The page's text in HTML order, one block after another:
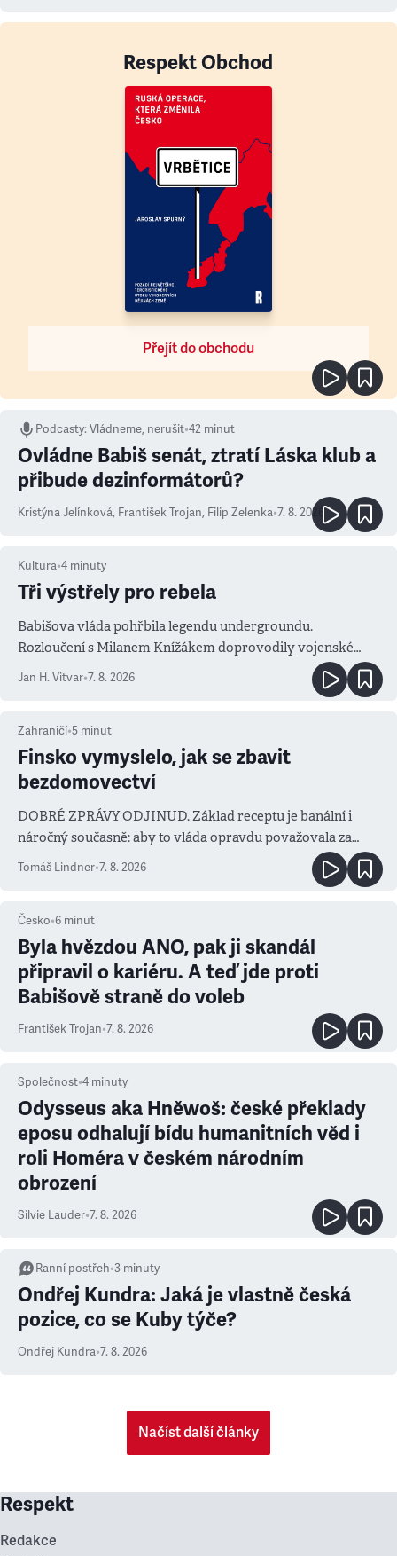
Respekt Obchod
Přejít do obchodu
Podcasty:Vládneme, nerušit•42 minut
Ovládne Babiš senát, ztratí Láska klub a
přibude dezinformátorů?
Kristýna Jelínková, František Trojan, Filip Zelenka•7. 8. 2026
Kultura•4 minuty
Tři výstřely pro rebela
Babišova vláda pohřbila legendu undergroundu.
Rozloučení s Milanem Knížákem doprovodily vojenské
salvy i kritika pokrokářů
Jan H. Vitvar•7. 8. 2026
Zahraničí•5 minut
Finsko vymyslelo, jak se zbavit
bezdomovectví
DOBRÉ ZPRÁVY ODJINUD. Základ receptu je banální i
náročný současně: aby to vláda opravdu považovala za
prioritu
Tomáš Lindner•7. 8. 2026
Česko•6 minut
Byla hvězdou ANO, pak ji skandál
připravil o kariéru. A teď jde proti
Babišově straně do voleb
František Trojan•7. 8. 2026
Společnost•4 minuty
Odysseus aka Hněwoš: české překlady
eposu odhalují bídu humanitních věd i
roli Homéra v českém národním
obrození
Silvie Lauder•7. 8. 2026
Ranní postřeh•3 minuty
Ondřej Kundra: Jaká je vlastně česká
pozice, co se Kuby týče?
Ondřej Kundra•7. 8. 2026
Načíst další články
Respekt
Redakce